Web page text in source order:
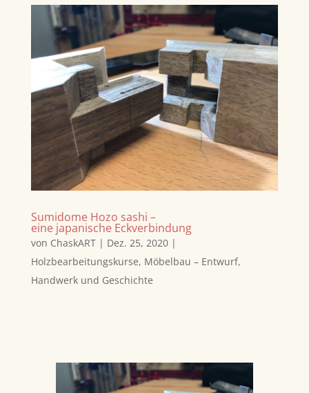
Sumidome Hozo sashi –
eine japanische Eckverbindung
von ChaskART| Dez. 25, 2020|
Holzbearbeitungskurse, Möbelbau – Entwurf,
Handwerk und Geschichte